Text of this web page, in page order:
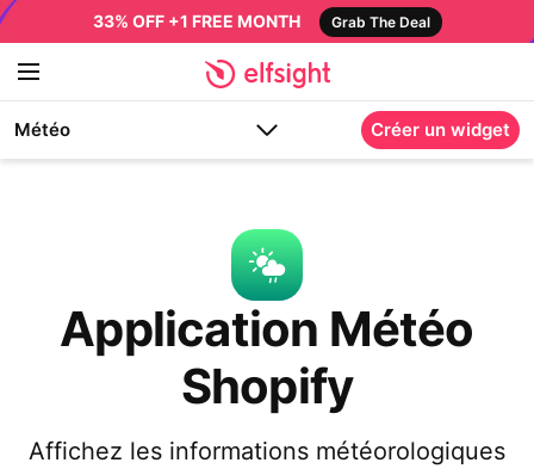
33% OFF +1 FREE MONTH Grab The Deal
Météo Créer un widget
Application Météo
Shopify
Affichez les informations météorologiques